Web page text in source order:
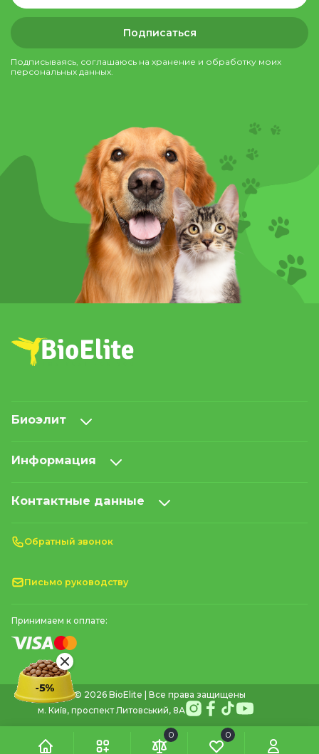
Подписаться
Подписываясь, соглашаюсь на хранение и обработку моих
персональных данных.
Биоэлит
Информация
Контактные данные
Обратный звонок
Письмо руководству
Принимаем к оплате:
© 2026 BioElite | Все права защищены
м. Київ, проспект Литовський, 8А
0 0